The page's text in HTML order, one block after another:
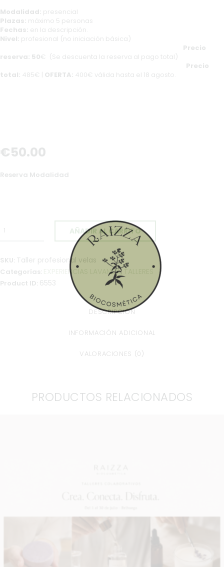
€50.00
Modalidad: presencial
Plazas: máximo 5 personas
Fechas: en la descripción.
Nivel: profesional (no iniciación básica)
Precio
reserva: 50€ (Se descuenta la reserva al pago total)
Precio
total: 485€ | OFERTA: 400€ válida hasta el 18 agosto.
Reserva Modalidad
AÑADIR AL CARRITO
SKU: Taller profesional velas
Categorías: EXPERIENCIAS LAVANDA,
Product ID: 6553
DESCRIPCIÓN
INFORMACIÓN ADICIONAL
VALORACIONES (0)
PRODUCTOS RELACIONADOS
€10 00